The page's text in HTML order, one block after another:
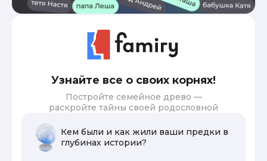
Узнайте все о своих корнях!
Постройте семейное древо —
раскройте тайны своей родословной
Кем были и как жили ваши предки в
глубинах истории?